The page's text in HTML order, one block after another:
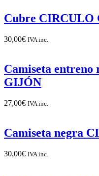
Cubre CIRCULO
30,00€ IVA inc.
Camiseta
GIJÓN
27,00€ IVA inc.
Camiseta negra
30,00€ IVA inc.